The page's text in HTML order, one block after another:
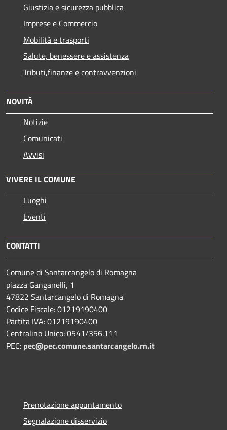
Giustizia e sicurezza pubblica
Imprese e Commercio
Mobilità e trasporti
Salute, benessere e assistenza
Tributi,finanze e contravvenzioni
NOVITÀ
Notizie
Comunicati
Avvisi
VIVERE IL COMUNE
Luoghi
Eventi
CONTATTI
Comune di Santarcangelo di Romagna
piazza Ganganelli, 1
47822 Santarcangelo di Romagna
Codice Fiscale: 01219190400
Partita IVA: 01219190400
Centralino Unico: 0541/356.111
PEC: pec@pec.comune.santarcangelo.rn.it
Prenotazione appuntamento
Segnalazione disservizio